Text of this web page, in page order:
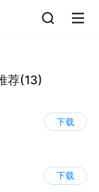
荐(13)
下载
下载